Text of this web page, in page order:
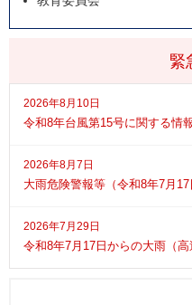
緊
2026年8月10日
令和8年台風第15号に関する情
2026年8月7日
大雨危険警報等（令和8年7月
2026年7月29日
令和8年7月17日からの大雨（高